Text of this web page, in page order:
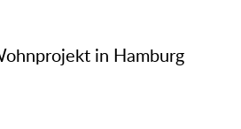
in Hamburg